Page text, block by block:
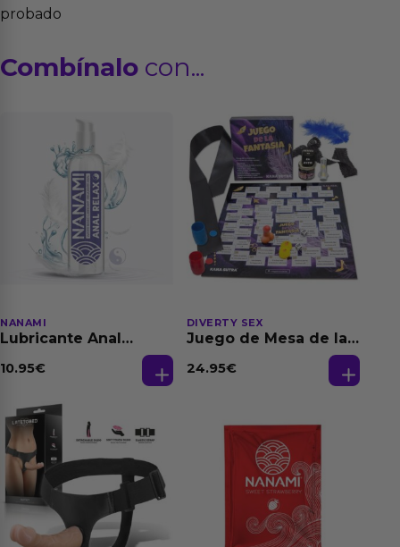
probado
Combínalo con...
NANAMI
Lubricante Anal
Dilatación Base Agua
10.95€
DIVERTY SEX
Juego de Mesa de las
24.95€